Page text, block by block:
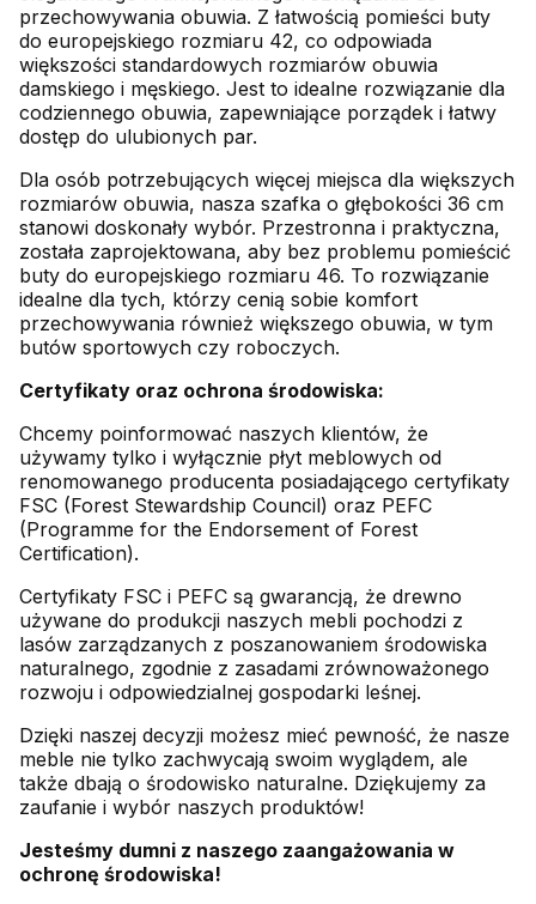
przechowywania obuwia. Z łatwością pomieści buty
do europejskiego rozmiaru 42, co odpowiada
większości standardowych rozmiarów obuwia
damskiego i męskiego. Jest to idealne rozwiązanie dla
codziennego obuwia, zapewniające porządek i łatwy
dostęp do ulubionych par.
Dla osób potrzebujących więcej miejsca dla większych
rozmiarów obuwia, nasza szafka o głębokości 36 cm
stanowi doskonały wybór. Przestronna i praktyczna,
została zaprojektowana, aby bez problemu pomieścić
buty do europejskiego rozmiaru 46. To rozwiązanie
idealne dla tych, którzy cenią sobie komfort
przechowywania również większego obuwia, w tym
butów sportowych czy roboczych.
Certyfikaty oraz ochrona środowiska:
Chcemy poinformować naszych klientów, że
używamy tylko i wyłącznie płyt meblowych od
renomowanego producenta posiadającego certyfikaty
FSC (Forest Stewardship Council) oraz PEFC
(Programme for the Endorsement of Forest
Certification).
Certyfikaty FSC i PEFC są gwarancją, że drewno
używane do produkcji naszych mebli pochodzi z
lasów zarządzanych z poszanowaniem środowiska
naturalnego, zgodnie z zasadami zrównoważonego
rozwoju i odpowiedzialnej gospodarki leśnej.
Dzięki naszej decyzji możesz mieć pewność, że nasze
meble nie tylko zachwycają swoim wyglądem, ale
także dbają o środowisko naturalne. Dziękujemy za
zaufanie i wybór naszych produktów!
Jesteśmy dumni z naszego zaangażowania w
ochronę środowiska!